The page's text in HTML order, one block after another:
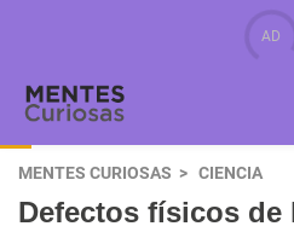
MENTES CURIOSAS CIENCIA
Defectos físicos